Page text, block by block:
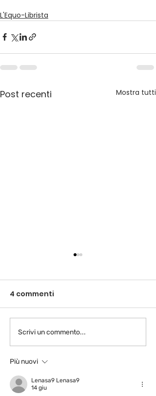
L'Equo-Librista
Post recenti Mostra tutti
4 commenti
Scrivi un commento...
Più nuovi
Lenasa9 Lenasa9
14 giu